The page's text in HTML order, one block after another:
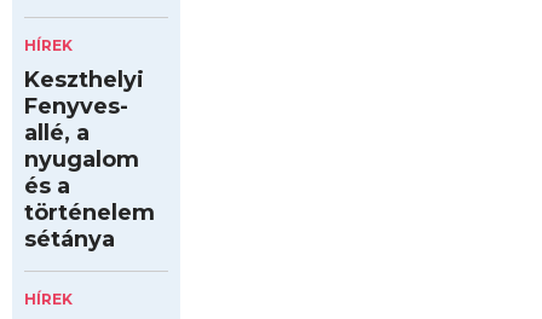
HÍREK
Keszthelyi
Fenyves-
allé, a
nyugalom
és a
történelem
sétánya
HÍREK